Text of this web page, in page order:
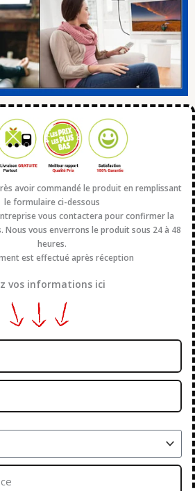
avoir commandé le produit en remplissant
le formulaire ci-dessous
vous contactera pour confirmer la
Nous vous enverrons le produit sous 24 à 48
heures.
est effectué après réception
vos informations ici